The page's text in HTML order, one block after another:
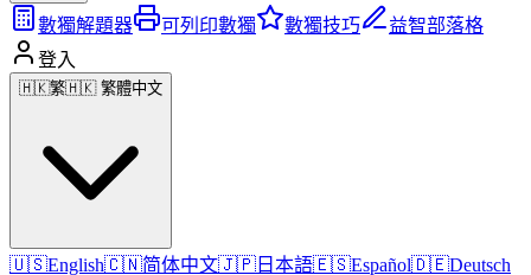
數獨解題器 可列印數獨 數獨技巧
益智部落格
登入
🇭🇰繁🇭🇰 繁體中文
🇺🇸English🇨🇳简体中文🇯🇵 日本語🇪🇸Español🇩🇪Deutsch